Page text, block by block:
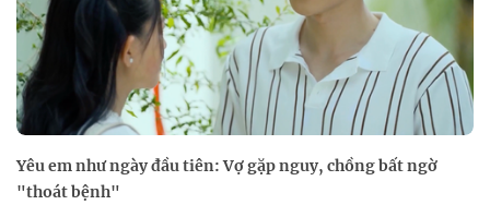
Yêu em như ngày đầu tiên: Vợ gặp nguy, chồng bất ngờ
"thoát bệnh"